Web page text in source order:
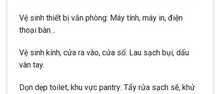
Vệ sinh thiết bị văn phòng: Máy tính, máy in, điện
thoại bàn…
Vệ sinh kính, cửa ra vào, cửa sổ: Lau sạch bụi, dấu
vân tay.
Dọn dẹp toilet, khu vực pantry: Tẩy rửa sạch sẽ, khử